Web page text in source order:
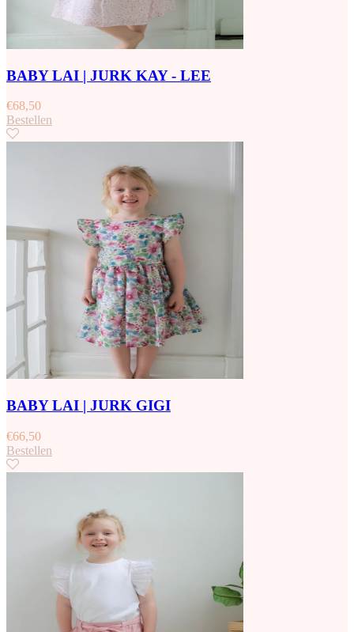
BABY LAI | JURK KAY - LEE
€68,50
Bestellen
BABY LAI | JURK GIGI
€66,50
Bestellen